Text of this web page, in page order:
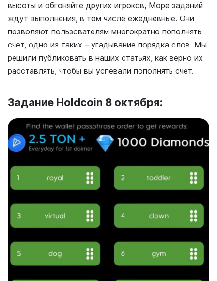
высоты и обгоняйте других игроков, Море заданий
ждут выполнения, в том числе ежедневные. Они
позволяют пользователям многократно пополнять
счет, одно из таких – угадывание порядка слов. Мы
решили публиковать в наших статьях, как верно их
расставлять, чтобы вы успевали пополнять счет.
Задание Holdcoin 8 октября: